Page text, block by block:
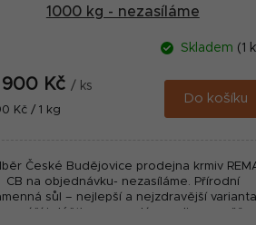
1000 kg - nezasíláme
Skladem (1
900 Kč / ks
Kč / 1 kg
Do košíku
České Budějovice prodejna krmiv
CB na objednávku- nezasíláme. Přírodní
sůl – nejlepší a nejzdravější varianta
snáší i déšť, nerozpadá se, olizem zvěře...